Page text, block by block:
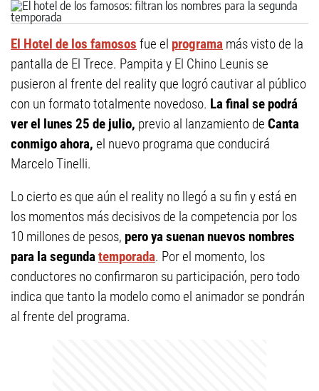
El Hotel de los famosos fue el programa más visto de la
pantalla de El Trece. Pampita y El Chino Leunis se
pusieron al frente del reality que logró cautivar al público
con un formato totalmente novedoso. La final se podrá
ver el lunes 25 de julio, previo al lanzamiento de Canta
conmigo ahora, el nuevo programa que conducirá
Marcelo Tinelli.
Lo cierto es que aún el reality no llegó a su fin y está en
los momentos más decisivos de la competencia por los
10 millones de pesos, pero ya suenan nuevos nombres
para la segundatemporada. Por el momento, los
conductores no confirmaron su participación, pero todo
indica que tanto la modelo como el animador se pondrán
al frente del programa.